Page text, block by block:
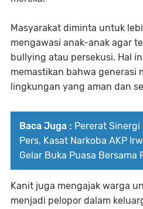
Masyarakat diminta untuk
mengawasi anak-anak agar
bullying atau persekusi. Hal
memastikan bahwa generasi
lingkungan yang aman dan
Baca Juga : Pererat
Pers, Kasat Narkoba AKP
Gelar Buka Puasa Bersama
Kanit juga mengajak warga
menjadi pelopor dalam